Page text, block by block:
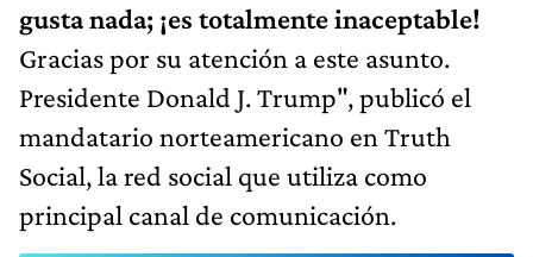
gusta nada; ¡es totalmente inaceptable!
Gracias por su atención a este asunto.
Presidente Donald J. Trump", publicó el
mandatario norteamericano en Truth
Social, la red social que utiliza como
principal canal de comunicación.